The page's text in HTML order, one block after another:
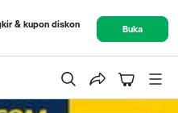
& kupon diskon
Buka